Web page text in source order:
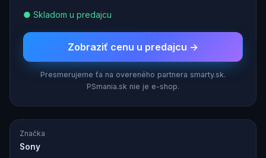
● Skladom u predajcu
Zobraziť cenu u predajcu →
Presmerujeme ťa na overeného partnera smarty.sk.
PSmania.sk nie je e-shop.
Značka
Sony